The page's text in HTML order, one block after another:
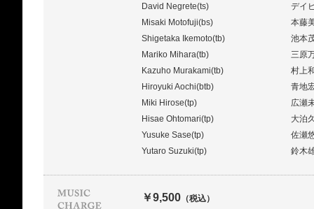
David Negrete(ts)
デイ
Misaki Motofuji(bs)
本藤
Shigetaka Ikemoto(tb)
池本
Mariko Mihara(tb)
三原
Kazuho Murakami(tb)
村上
Hiroyuki Aochi(btb)
青地
Miki Hirose(tp)
広瀬
Hisae Ohtomari(tp)
大泊
Yusuke Sase(tp)
佐瀬
Yutaro Suzuki(tp)
鈴木
￥9,500 （税込）